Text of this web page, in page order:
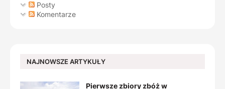
Posty
Komentarze
NAJNOWSZE ARTYKUŁY
Pierwsze zbiory zbóż w